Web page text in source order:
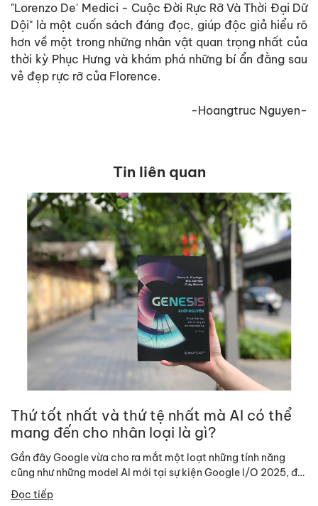
"Lorenzo De' Medici - Cuộc Đời Rực Rỡ Và Thời Đại Dữ
Dội" là một cuốn sách đáng đọc, giúp độc giả hiểu rõ
hơn về một trong những nhân vật quan trọng nhất của
thời kỳ Phục Hưng và khám phá những bí ẩn đằng sau
vẻ đẹp rực rỡ của Florence.
-Hoangtruc Nguyen-
Tin liên quan
Thứ tốt nhất và thứ tệ nhất mà AI có thể
mang đến cho nhân loại là gì?
Gần đây Google vừa cho ra mắt một loạt những tính năng
cũng như những model AI mới tại sự kiện Google I/O 2025, đã
lại...
Đọc tiếp